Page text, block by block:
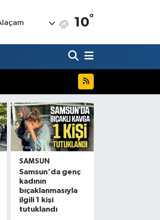
10°
SAMSUN
Samsun'da genç
kadının
bıçaklanmasıyla
ilgili 1 kişi
tutuklandı